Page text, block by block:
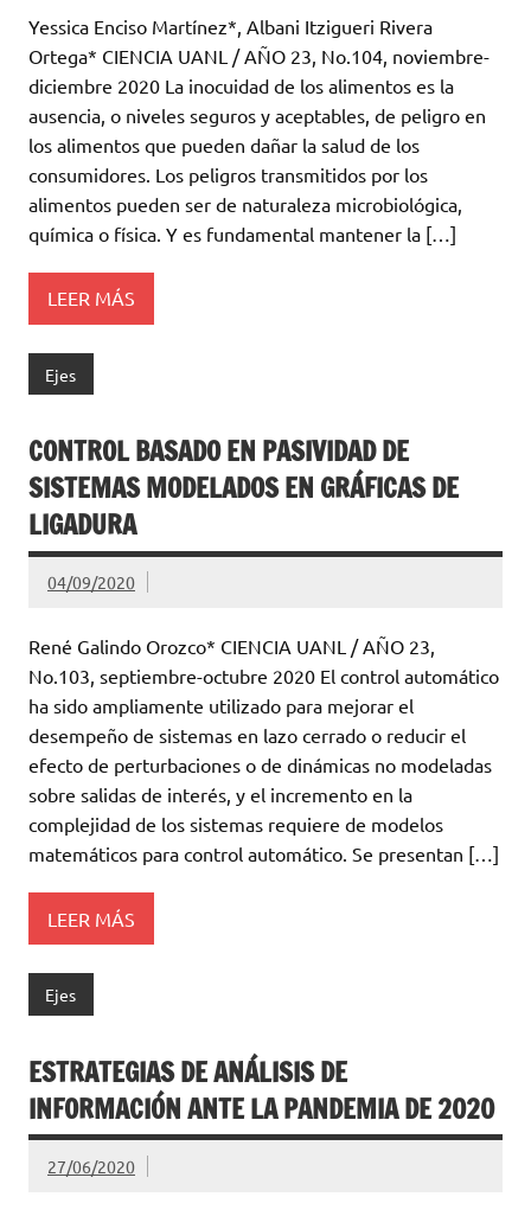
Yessica Enciso Martínez*, Albani Itzigueri Rivera
Ortega* CIENCIA UANL / AÑO 23, No.104, noviembre-
diciembre 2020 La inocuidad de los alimentos es la
ausencia, o niveles seguros y aceptables, de peligro en
los alimentos que pueden dañar la salud de los
consumidores. Los peligros transmitidos por los
alimentos pueden ser de naturaleza microbiológica,
química o física. Y es fundamental mantener la […]
LEER MÁS
Ejes
CONTROL BASADO EN PASIVIDAD DE
SISTEMAS MODELADOS EN GRÁFICAS DE
LIGADURA
04/09/2020
René Galindo Orozco* CIENCIA UANL / AÑO 23,
No.103, septiembre-octubre 2020 El control automático
ha sido ampliamente utilizado para mejorar el
desempeño de sistemas en lazo cerrado o reducir el
efecto de perturbaciones o de dinámicas no modeladas
sobre salidas de interés, y el incremento en la
complejidad de los sistemas requiere de modelos
matemáticos para control automático. Se presentan […]
LEER MÁS
Ejes
ESTRATEGIAS DE ANÁLISIS DE
INFORMACIÓN ANTE LA PANDEMIA DE 2020
27/06/2020